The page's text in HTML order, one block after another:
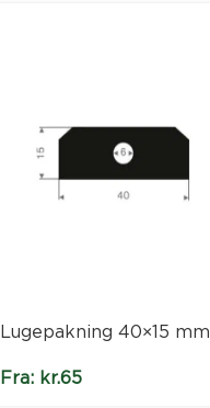
Lugepakning 40×15 mm
Fra: kr.65